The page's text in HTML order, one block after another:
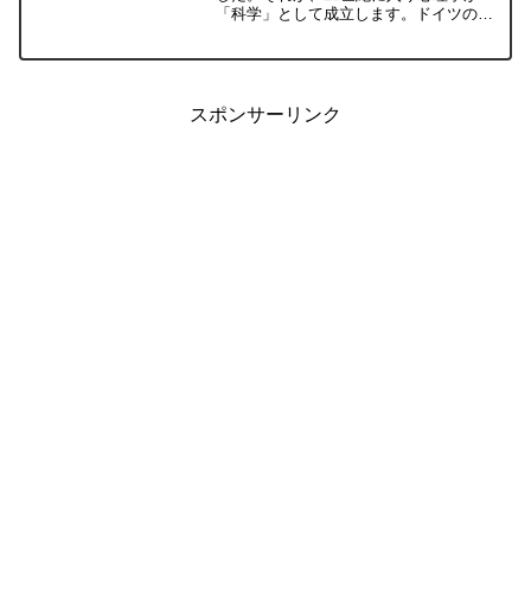
「科学」として成立します。ドイツの心
スポンサーリンク